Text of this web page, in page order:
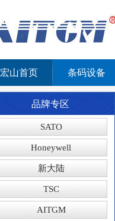
宏山首页 条码设备
品牌专区
SATO
Honeywell
新大陆
TSC
AITGM